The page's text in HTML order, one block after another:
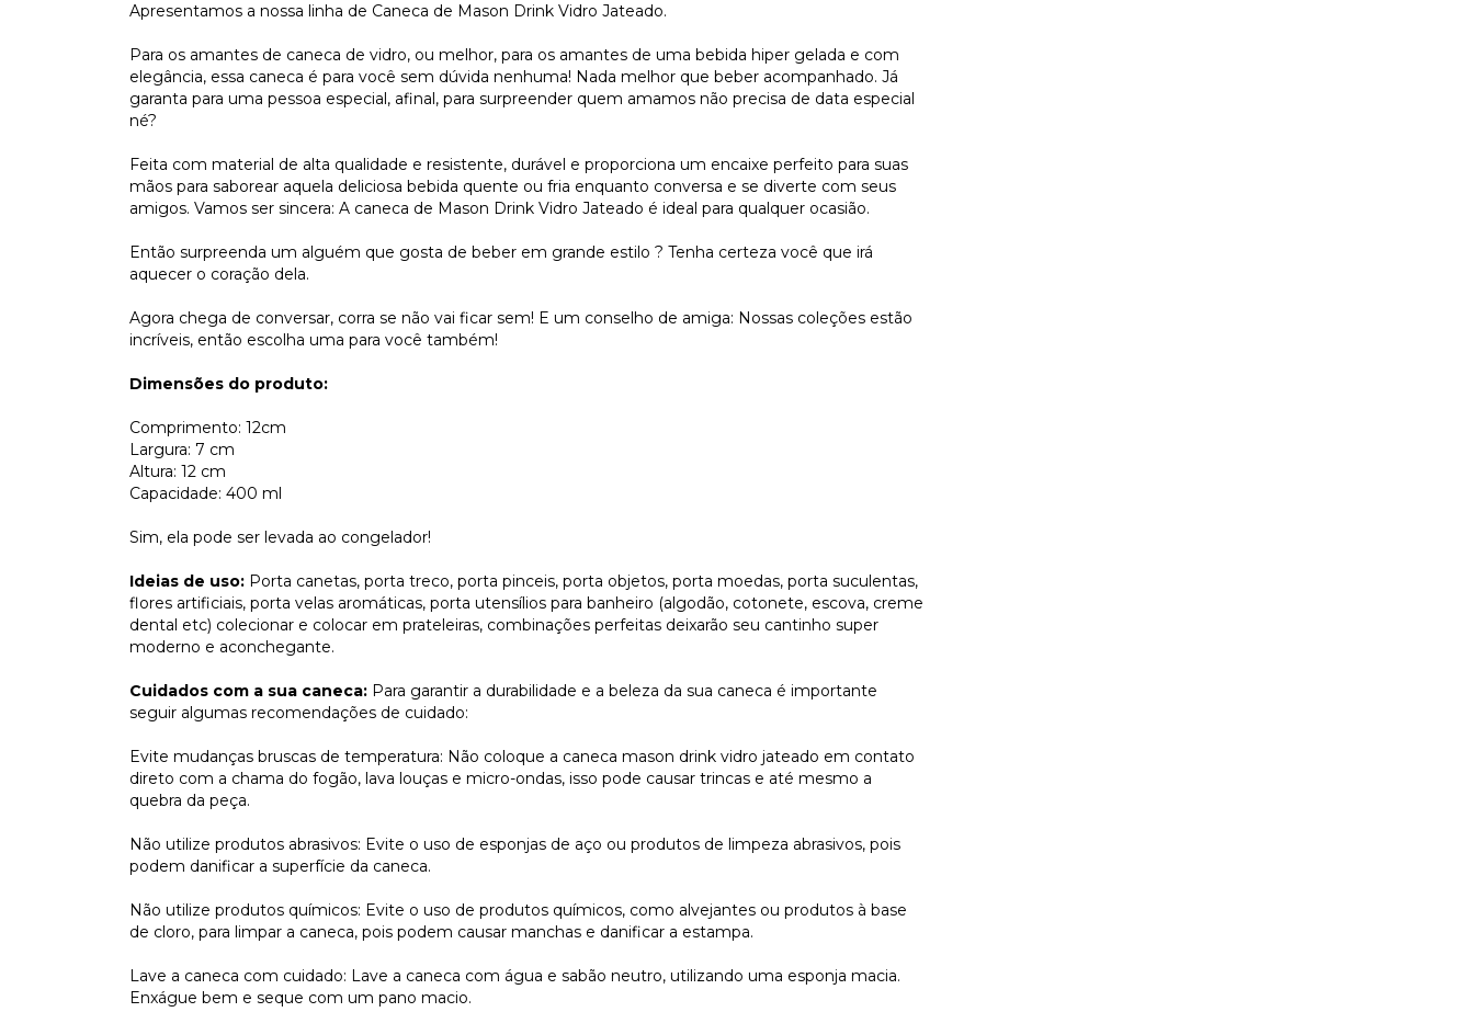
Apresentamos a nossa linha de Caneca de Mason Drink Vidro Jateado.
Para os amantes de caneca de vidro, ou melhor, para os amantes de uma bebida hiper gelada e com
elegância, essa caneca é para você sem dúvida nenhuma! Nada melhor que beber acompanhado. Já
garanta para uma pessoa especial, afinal, para surpreender quem amamos não precisa de data especial
né?
Feita com material de alta qualidade e resistente, durável e proporciona um encaixe perfeito para suas
mãos para saborear aquela deliciosa bebida quente ou fria enquanto conversa e se diverte com seus
amigos. Vamos ser sincera: A caneca de Mason Drink Vidro Jateado é ideal para qualquer ocasião.
Então surpreenda um alguém que gosta de beber em grande estilo ? Tenha certeza você que irá
aquecer o coração dela.
Agora chega de conversar, corra se não vai ficar sem! E um conselho de amiga: Nossas coleções estão
incríveis, então escolha uma para você também!
Dimensões do produto:
Comprimento: 12cm
Largura: 7 cm
Altura: 12 cm
Capacidade: 400 ml
Sim, ela pode ser levada ao congelador!
Ideias de uso: Porta canetas, porta treco, porta pinceis, porta objetos, porta moedas, porta suculentas,
flores artificiais, porta velas aromáticas, porta utensílios para banheiro (algodão, cotonete, escova, creme
dental etc) colecionar e colocar em prateleiras, combinações perfeitas deixarão seu cantinho super
moderno e aconchegante.
Cuidados com a sua caneca: Para garantir a durabilidade e a beleza da sua caneca é importante
seguir algumas recomendações de cuidado:
Evite mudanças bruscas de temperatura: Não coloque a caneca mason drink vidro jateado em contato
direto com a chama do fogão, lava louças e micro-ondas, isso pode causar trincas e até mesmo a
quebra da peça.
Não utilize produtos abrasivos: Evite o uso de esponjas de aço ou produtos de limpeza abrasivos, pois
podem danificar a superfície da caneca.
Não utilize produtos químicos: Evite o uso de produtos químicos, como alvejantes ou produtos à base
de cloro, para limpar a caneca, pois podem causar manchas e danificar a estampa.
Lave a caneca com cuidado: Lave a caneca com água e sabão neutro, utilizando uma esponja macia.
Enxágue bem e seque com um pano macio.